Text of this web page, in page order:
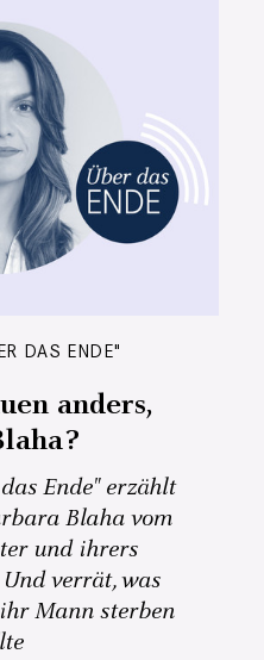
DAS ENDE"
anders,
Ende" erzählt
Blaha vom
und ihrers
verrät, was
Mann sterben